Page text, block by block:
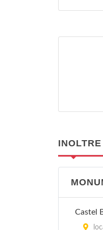
Castel